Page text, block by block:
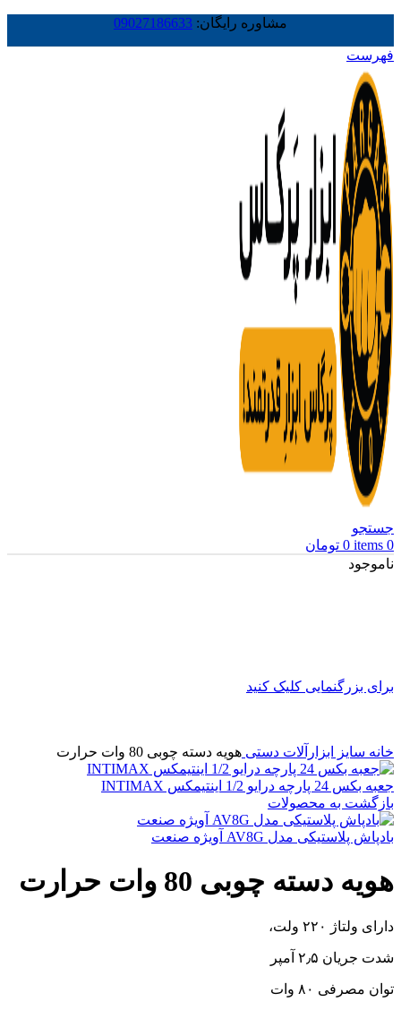
مشاوره رایگان: 09027186633
فهرست
جستجو
0
items
0 تومان
ناموجود
برای بزرگنمایی کلیک کنید
خانه سایز ابزارآلات دستی هویه دسته چوبی 80 وات حرارت
جعبه بکس 24 پارچه درایو 1/2 اینتیمکس INTIMAX
بازگشت به محصولات
بادپاش پلاستیکی مدل AV8G آویژه صنعت
هویه دسته چوبی 80 وات حرارت
دارای ولتاژ ۲۲۰ ولت،
شدت جریان ۲٫۵ آمپر
توان مصرفی ۸۰ وات